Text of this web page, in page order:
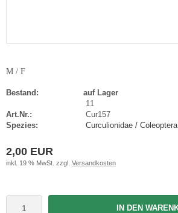
M / F
Bestand:
auf Lager
11
Art.Nr.:
Cur157
Spezies:
Curculionidae / Coleoptera
2,00 EUR
inkl. 19 % MwSt. zzgl. Versandkosten
IN DEN